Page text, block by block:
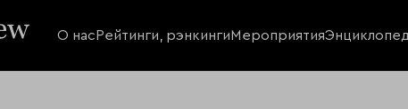
О нас Рейтинги, рэнкингиМероприятия